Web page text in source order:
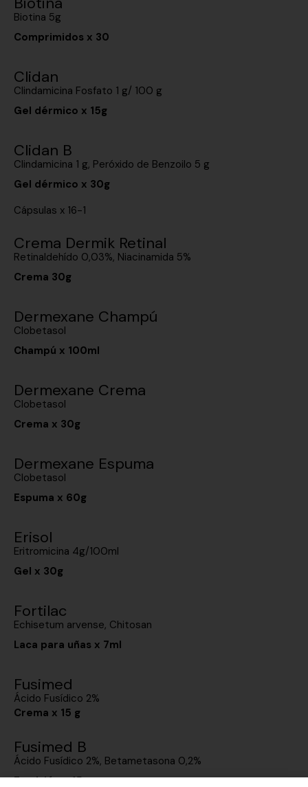
Biotina 5g
Comprimidos x 30
Clidan
Clindamicina Fosfato 1 g/ 100 g
Gel dérmico x 15g
Clidan B
Clindamicina 1 g, Peróxido de Benzoilo 5 g
Gel dérmico x 30g
Cápsulas x 16-1
Crema Dermik Retinal
Retinaldehído 0,03%, Niacinamida 5%
Crema 30g
Dermexane Champú
Clobetasol
Champú x 100ml
Dermexane Crema
Clobetasol
Crema x 30g
Dermexane Espuma
Clobetasol
Espuma x 60g
Erisol
Eritromicina 4g/100ml
Gel x 30g
Fortilac
Echisetum arvense, Chitosan
Laca para uñas x 7ml
Fusimed
Ácido Fusídico 2%
Crema x 15 g
Fusimed B
Ácido Fusídico 2%, Betametasona 0,2%
Emulsión x 15g